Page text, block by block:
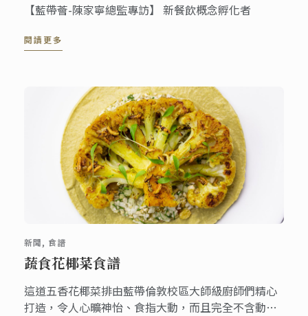
【藍帶薈-陳家寧總監專訪】 新餐飲概念孵化者
閱讀更多
新聞, 食譜
蔬食花椰菜食譜
這道五香花椰菜排由藍帶倫敦校區大師級廚師們精心
打造，令人心曠神怡、食指大動，而且完全不含動物